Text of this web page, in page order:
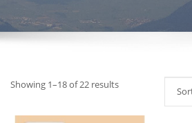
Showing 1–18 of 22 results